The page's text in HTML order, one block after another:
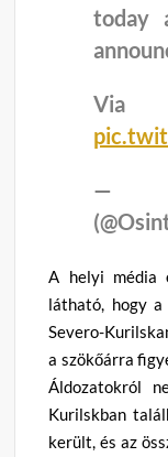
today
—
A helyi média
látható, hogy
Severo-
a szökőárra
Áldozatokról
Kurilskban
került, és az